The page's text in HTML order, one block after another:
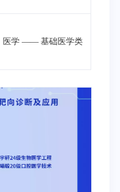
医学 ——基础医学类